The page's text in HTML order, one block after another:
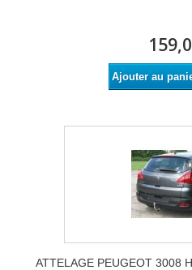
Ajouter au
ATTELAGE PEUGEOT 3008